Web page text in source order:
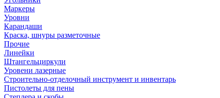
Маркеры
Уровни
Карандаши
Краска, шнуры разметочные
Прочие
Линейки
Штангельциркули
Уровени лазерные
Строительно-отделочный инструмент и инвентарь
Пистолеты для пены